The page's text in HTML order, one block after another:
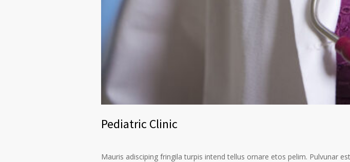
Pediatric Clinic
Mauris adisciping fringila turpis intend tellus ornare etos pelim. Pulvunar